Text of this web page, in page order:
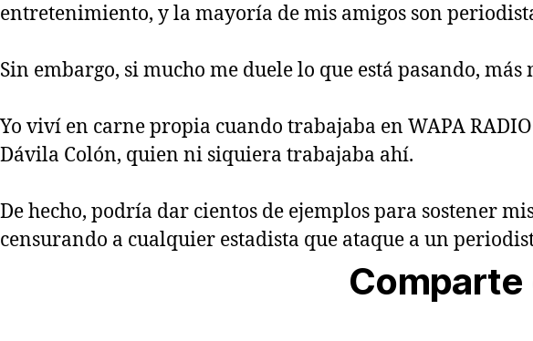
entretenimiento, y la mayoría de mis amigos son
Sin embargo, si mucho me duele lo que está pasando,
Yo viví en carne propia cuando trabajaba en WAPA
Dávila Colón, quien ni siquiera trabajaba ahí.
De hecho, podría dar cientos de ejemplos para sostener
censurando a cualquier estadista que ataque a un
Comparte